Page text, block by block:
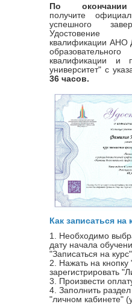
По
получите
успешного
квалификации АНО
квалификации и
университет" с
36 часов.
Как записаться на
1. Необходимо
дату начала
"Записаться на
2. Нажать на кнопку
зарегистрировать
3. Произвести
4. Заполнить
"личном кабинете"